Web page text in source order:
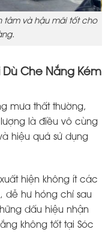
tâm và hậu mãi tốt cho
Dù Che Nắng Kém
mưa thất thường,
là điều vô cùng
hiệu quả sử dụng
xuất hiện không ít các
dễ hư hỏng chỉ sau
dấu hiệu nhận
không tốt tại Sóc